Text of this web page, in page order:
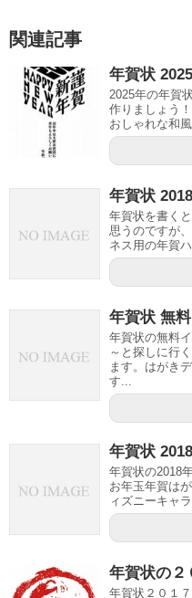
関連記事
年賀状
2025年の年賀
作りましょう
おしゃれな和
年賀状
年賀状を書く
思うのですが
ネス用の年賀
年賀状 無
年賀状の無料
～と探しに行
ます。はがき
す...
年賀状 2018
年賀状の2018
お年玉年賀は
ィズニーキャ
年賀状の２
年賀状２０１